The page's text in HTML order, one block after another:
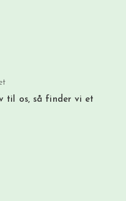
til os, så finder vi et